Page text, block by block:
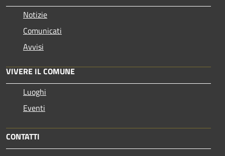
Notizie
Comunicati
Avvisi
VIVERE IL COMUNE
Luoghi
Eventi
CONTATTI